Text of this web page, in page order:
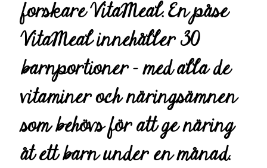
forskare VitaMeal. En påse
VitaMeal innehåller 30
barnportioner – med alla de
vitaminer och näringsämnen
som behövs för att ge näring
åt ett barn under en månad.